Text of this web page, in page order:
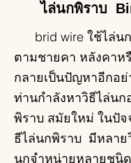
ไล่นกพิราบ
brid wire ใช้ไล่นก
ตามชายคา หลังคาห
กลายเป็นปัญหาอีกอ
ท่านกำลังหาวิธีไล่นก
พิราบ สมัยใหม่ ในปัจ
ธีไล่นกพิราบ มีหลา
นกจำหน่ายหลายชนิ